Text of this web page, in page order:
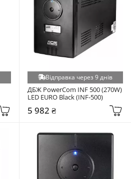
Відправка через 9 днів
ДБЖ PowerCom INF 500 (270W)
LED EURO Black (INF-500)
5 982 ₴